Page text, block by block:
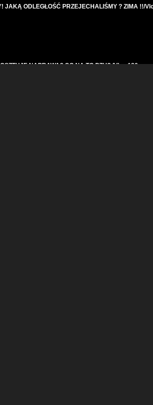
JAKĄ ODLEGŁOŚĆ PRZEJECHALIŚMY ? ZIMA !!/
NAPRAWA? CO NA TO PZU? /Vlog 130